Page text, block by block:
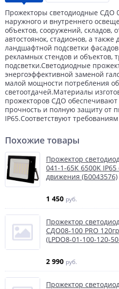
Прожекторы светодиодные СДО
наружного и внутреннего
объектов, сооружений, складов,
автостоянок, стадионов, а также
ландшафтной подсветки
рекламных стендов и
подсветки.Светодиодные
энергоэффективной заменой
малой мощности потребления
светоотдачей.Материалы
прожекторов СДО
прочность и полную защиту от
IP65.Соответствуют
Похожие товары
Прожектор
041-1-65К 6500K
движения (Б0043576)
1 450 руб.
Прожектор
СДО08-100 PRO
(LPDO8-01-100-120-
2 990 руб.
Прожектор